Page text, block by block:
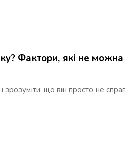
Фактори, які не можна
зрозуміти, що він просто не